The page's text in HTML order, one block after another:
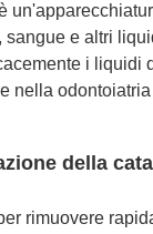
e altri
i
nella
della
rimuovere